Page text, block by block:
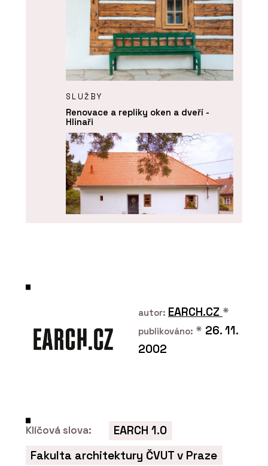
SLUŽBY
Renovace a repliky oken a dveří -
Hlinaři
Hliněné omítky - Hlinaři
autor: EARCH.CZ *
publikováno: * 26. 11.
2002
Klíčová slova:
EARCH 1.0
Fakulta architektury ČVUT v Praze